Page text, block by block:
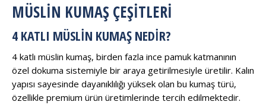
MÜSLİN KUMAŞ ÇEŞİTLERİ
4 KATLI MÜSLIN KUMAŞ NEDIR?
4 katlı müslin kumaş, birden fazla ince pamuk katmanının
özel dokuma sistemiyle bir araya getirilmesiyle üretilir. Kalın
yapısı sayesinde dayanıklılığı yüksek olan bu kumaş türü,
özellikle premium ürün üretimlerinde tercih edilmektedir.